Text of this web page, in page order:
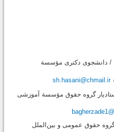
/ دانشجوی دکتری مؤسسة
sh.hasani@chmail.ir
گروه حقوق مؤسسة آموزشی
گروه حقوق عمومی و بین‌الملل